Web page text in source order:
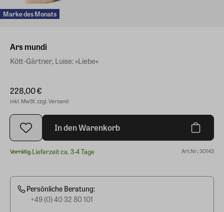
Marke des Monats
Ars mundi
Kött-Gärtner, Luise: »Liebe«
228,00 €
inkl. MwSt. zzgl. Versand
In den Warenkorb
Vorrätig.Lieferzeit ca. 3-4 Tage Art.Nr.: 30143
Persönliche Beratung:
+49 (0) 40 32 80 101